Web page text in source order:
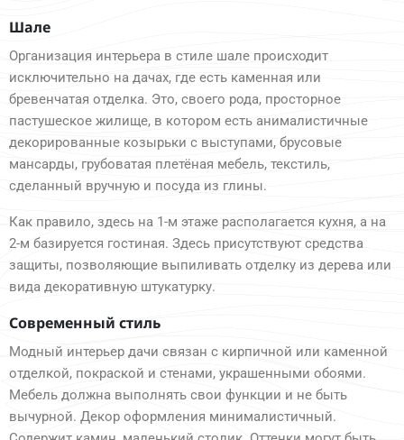
Шале
Организация интерьера в стиле шале происходит
исключительно на дачах, где есть каменная или
бревенчатая отделка. Это, своего рода, просторное
пастушеское жилище, в котором есть анималистичные
декорированные козырьки с выступами, брусовые
мансарды, грубоватая плетёная мебель, текстиль,
сделанный вручную и посуда из глины.
Как правило, здесь на 1-м этаже располагается кухня, а на
2-м базируется гостиная. Здесь присутствуют средства
защиты, позволяющие выпиливать отделку из дерева или
вида декоративную штукатурку.
Современный стиль
Модный интерьер дачи связан с кирпичной или каменной
отделкой, покраской и стенами, украшенными обоями.
Мебель должна выполнять свои функции и не быть
вычурной. Декор оформления минималистичный.